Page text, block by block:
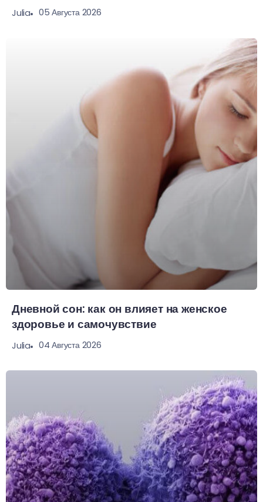
Julia 05 Августа 2026
Дневной сон: как он влияет на женское
здоровье и самочувствие
Julia 04 Августа 2026